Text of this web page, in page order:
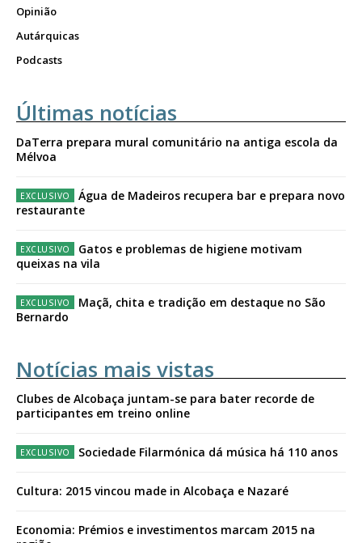
Opinião
Autárquicas
Podcasts
Últimas notícias
DaTerra prepara mural comunitário na antiga escola da
Mélvoa
Água de Madeiros recupera bar e prepara novo
restaurante
Gatos e problemas de higiene motivam
queixas na vila
Maçã, chita e tradição em destaque no São
Bernardo
Notícias mais vistas
Clubes de Alcobaça juntam-se para bater recorde de
participantes em treino online
Sociedade Filarmónica dá música há 110 anos
Cultura: 2015 vincou made in Alcobaça e Nazaré
Economia: Prémios e investimentos marcam 2015 na